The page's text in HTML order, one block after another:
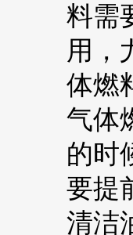
料需
用，
体燃
气体
的时
要提
清洁